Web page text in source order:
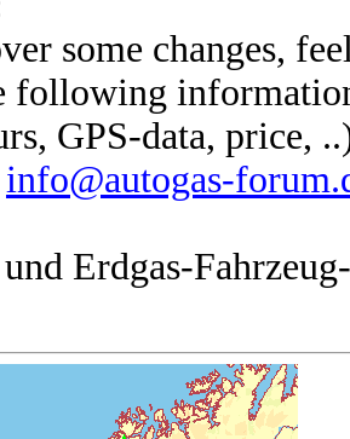
some changes,
following
GPS-data, price,
info@autogas-
Erdgas-